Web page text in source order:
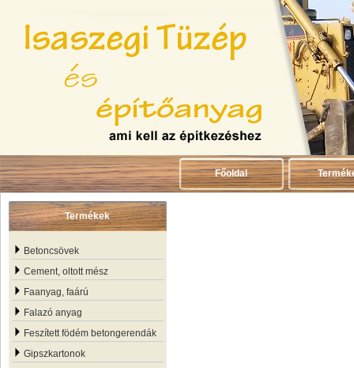
Főoldal
Termékek
Betoncsövek
Cement, oltott mész
Faanyag, faárú
Falazó anyag
Feszített födém betongerendák
Gipszkartonok